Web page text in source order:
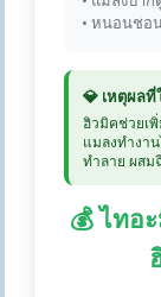
• หนอนชอ
💎 เหตุผล
ฮิวมิคช่วยเ
แมลงทำงา
ทำลาย ผส
💰 ไทอ